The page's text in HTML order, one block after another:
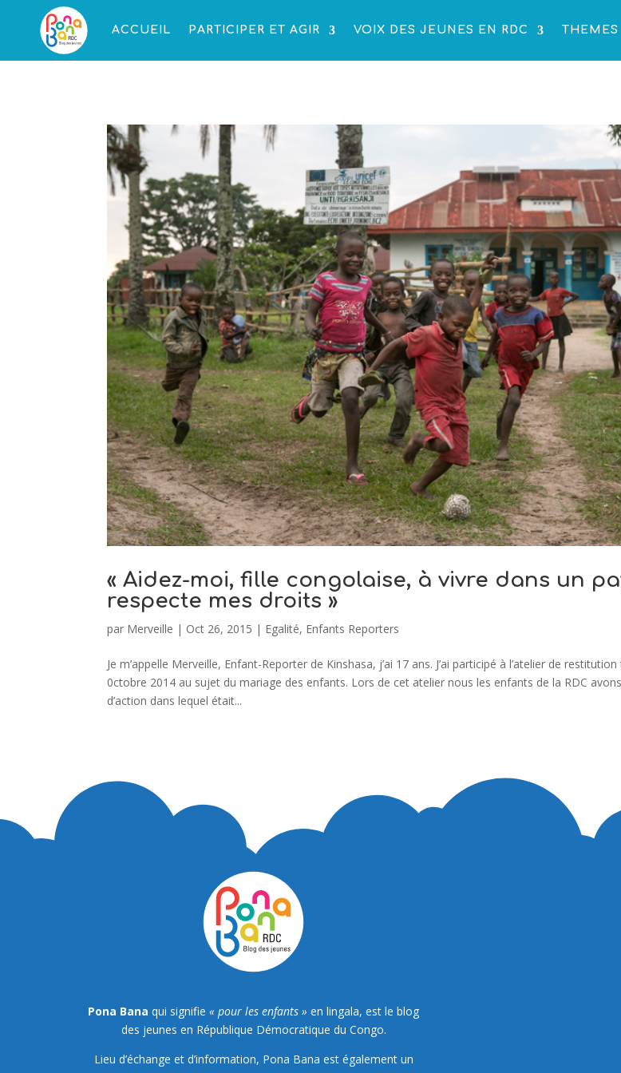
ACCUEIL PARTICIPER ET AGIR VOIX DES JEUNES EN RDC THEMES
« Aidez-moi, fille congolaise, à vivre dans un
respecte mes droits »
par Merveille | Oct 26, 2015 | Egalité, Enfants Reporters
Je m’appelle Merveille, Enfant-Reporter de Kinshasa, j’ai 17 ans. J’ai participé à l’atelier de
0ctobre 2014 au sujet du mariage des enfants. Lors de cet atelier nous les enfants de la RDC
d’action dans lequel était...
Pona Bana qui signifie« pour les enfants » en lingala, est le blog
des jeunes en République Démocratique du Congo.
Lieu d’échange et d’information, Pona Bana est également un